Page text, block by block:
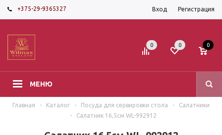
+375-29-9365327 Вход Регистрация
МЕНЮ
0 0 0
Главная - Каталог - Посуда для сервировки стола -
Салатники
-
Салатник 16,5см WL-992912